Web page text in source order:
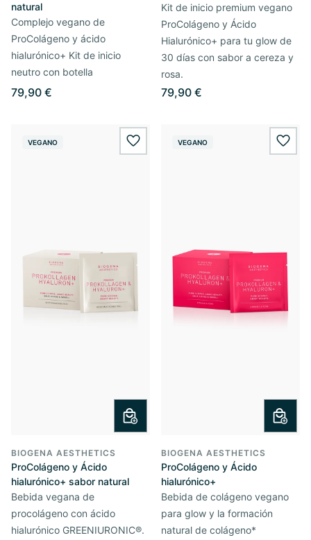
natural
Complejo vegano de
ProColágeno y ácido
hialurónico+ Kit de inicio
neutro con botella
79,90 €
Kit de inicio premium vegano
ProColágeno y Ácido
Hialurónico+ para tu glow de
30 días con sabor a cereza y
rosa.
79,90 €
VEGANO wishlist.add
BIOGENA AESTHETICS
ProColágeno y Ácido
hialurónico+ sabor natural
Bebida vegana de
procolágeno con ácido
hialurónico GREENIURONIC®.
VEGANO
BIOGENA AESTHETICS
ProColágeno y Ácido
hialurónico+
Bebida de colágeno vegano
para glow y la formación
natural de colágeno*